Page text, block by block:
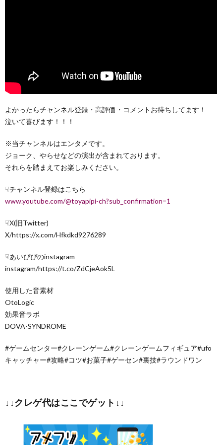
よかったらチャンネル登録・高評価・コメントお待ちしてます！
泣いて喜びます！！！
※当チャンネルはエンタメです。
ジョーク、やらせなどの演出が含まれております。
それらを踏まえてお楽しみください。
☟チャンネル登録はこちら
www.youtube.com/@toyapipi-ch?sub_confirmation=1
☟X(旧Twitter)
X/https://x.com/Hfkdkd9276289
☟あいぴぴのinstagram
instagram/https://t.co/ZdCjeAok5L
使用した音素材
OtoLogic
効果音ラボ
DOVA-SYNDROME
#ゲームセンター#クレーンゲーム#クレーンゲームフィギュア#ufo
キャッチャー#攻略#コツ#お菓子#ゲーセン#裏技#ラウンドワン
↓↓クレゲ代はここでゲット↓↓